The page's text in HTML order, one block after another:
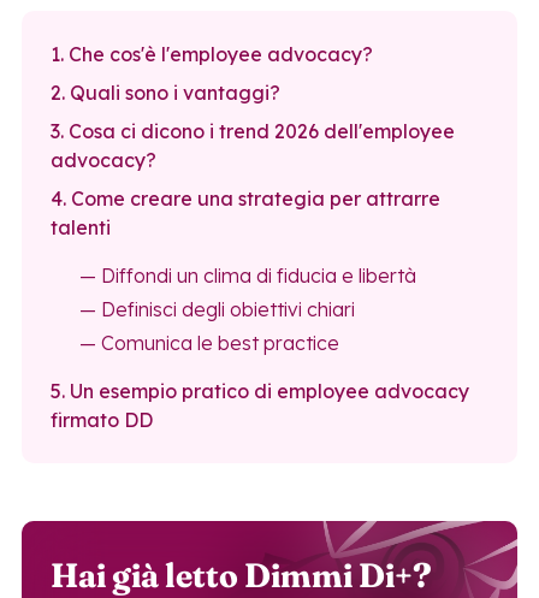
1. Che cos'è l'employee advocacy?
2. Quali sono i vantaggi?
3. Cosa ci dicono i trend 2026 dell'employee
advocacy?
4. Come creare una strategia per attrarre
talenti
— Diffondi un clima di fiducia e libertà
— Definisci degli obiettivi chiari
— Comunica le best practice
5. Un esempio pratico di employee advocacy
firmato DD
Hai già letto Dimmi Di+?